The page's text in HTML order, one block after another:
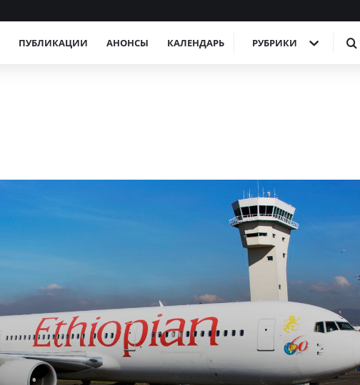
ПУБЛИКАЦИИ АНОНСЫ КАЛЕНДАРЬ РУБРИКИ